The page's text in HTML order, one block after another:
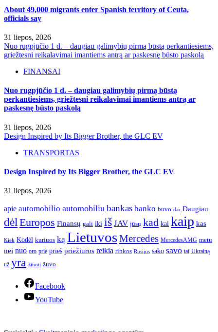
About 49,000 migrants enter Spanish territory of Ceuta,
officials say
31 liepos, 2026
Nuo rugpjūčio 1 d. – daugiau galimybių pirmą būstą perkantiesiems,
griežtesni reikalavimai imantiems antrą ar paskesnę būsto paskolą
FINANSAI
Nuo rugpjūčio 1 d. – daugiau galimybių pirmą būstą
perkantiesiems, griežtesni reikalavimai imantiems antrą ar
paskesnę būsto paskolą
31 liepos, 2026
Design Inspired by Its Bigger Brother, the GLC EV
TRANSPORTAS
Design Inspired by Its Bigger Brother, the GLC EV
31 liepos, 2026
apie automobilio automobiliu bankas banko buvo dar Daugiau
dėl Europos Finansų gali iki iš JAV jūsų kad kai kaip kas
Kiek Kodėl kuriuos ką LietuvosMercedes MercedesAMG metu
nei nuo oro prie prieš priežiūros reikia rinkos Rusijos sako savo tai Ukrainą
už yra žinoti žuvo
Facebook
YouTube